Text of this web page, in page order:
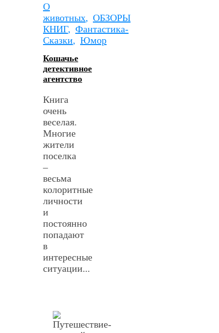
О
животных, ОБЗОРЫ
КНИГ, Фантастика-
Сказки, Юмор
Кошачье
детективное
агентство
Книга
очень
веселая.
Многие
жители
поселка
–
весьма
колоритные
личности
и
постоянно
попадают
в
интересные
ситуации...